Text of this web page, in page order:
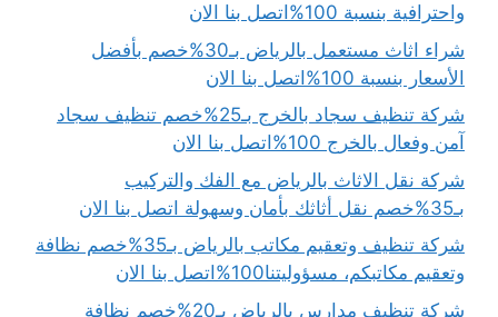
واحترافية بنسبة 100%اتصل بنا الان
شراء اثاث مستعمل بالرياض بـ30%خصم بأفضل
الأسعار بنسبة 100%اتصل بنا الان
شركة تنظيف سجاد بالخرج بـ25%خصم تنظيف سجاد
آمن وفعال بالخرج 100%اتصل بنا الان
شركة نقل الاثاث بالرياض مع الفك والتركيب
بـ35%خصم نقل أثاثك بأمان وسهولة اتصل بنا الان
شركة تنظيف وتعقيم مكاتب بالرياض بـ35%خصم نظافة
وتعقيم مكاتبكم، مسؤوليتنا100%اتصل بنا الان
شركة تنظيف مدارس بالرياض بـ20%خصم نظافة